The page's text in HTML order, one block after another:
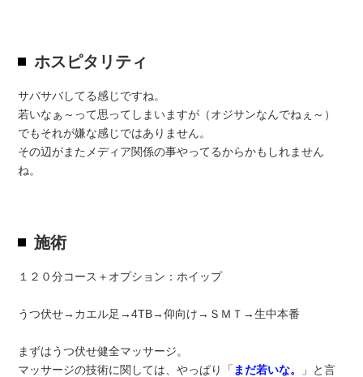
ホスピタリティ
サバサバしてる感じですね。
若いなぁ～って思ってしまいますが（オジサンなんでねぇ～）
でもそれが嫌な感じではありません。
その辺がまたメディア関係の事やってるからかもしれません
ね。
施術
１２０分コース＋オプション：ホイップ
うつ伏せ→カエル足→4TB→仰向け→ＳＭＴ→生中本番
まずはうつ伏せ健全マッサージ。
マッサージの技術に関しては、やっぱり「 まだ若いな。
」と言